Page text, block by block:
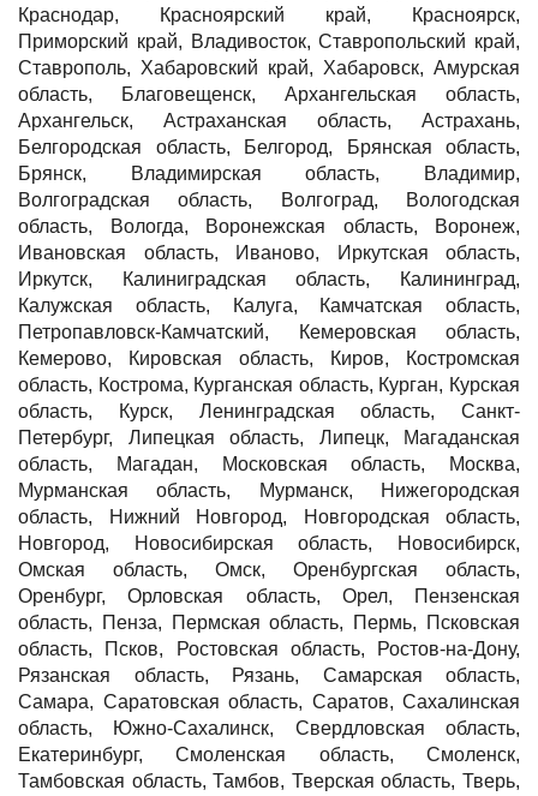
Краснодар, Красноярский край, Красноярск,
Приморский край, Владивосток, Ставропольский край,
Ставрополь, Хабаровский край, Хабаровск, Амурская
область, Благовещенск, Архангельская область,
Архангельск, Астраханская область, Астрахань,
Белгородская область, Белгород, Брянская область,
Брянск, Владимирская область, Владимир,
Волгоградская область, Волгоград, Вологодская
область, Вологда, Воронежская область, Воронеж,
Ивановская область, Иваново, Иркутская область,
Иркутск, Калиниградская область, Калининград,
Калужская область, Калуга, Камчатская область,
Петропавловск-Камчатский, Кемеровская область,
Кемерово, Кировская область, Киров, Костромская
область, Кострома, Курганская область, Курган, Курская
область, Курск, Ленинградская область, Санкт-
Петербург, Липецкая область, Липецк, Магаданская
область, Магадан, Московская область, Москва,
Мурманская область, Мурманск, Нижегородская
область, Нижний Новгород, Новгородская область,
Новгород, Новосибирская область, Новосибирск,
Омская область, Омск, Оренбургская область,
Оренбург, Орловская область, Орел, Пензенская
область, Пенза, Пермская область, Пермь, Псковская
область, Псков, Ростовская область, Ростов-на-Дону,
Рязанская область, Рязань, Самарская область,
Самара, Саратовская область, Саратов, Сахалинская
область, Южно-Сахалинск, Свердловская область,
Екатеринбург, Смоленская область, Смоленск,
Тамбовская область, Тамбов, Тверская область, Тверь,